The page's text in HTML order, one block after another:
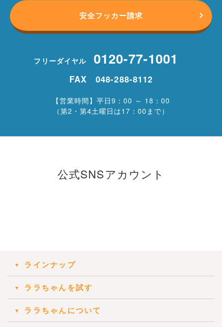
安全フッカー請求
フリーダイヤル 0120-77-1001
FAX 048-288-8112
【営業時間】平日9：00 ～ 18：00
（第2・第4土曜日は17：00まで）
公式SNSアカウント
ラインナップ
ララちゃんを試す
ララちゃんについて